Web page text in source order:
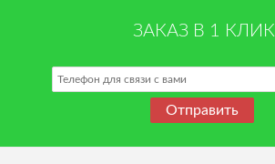
ЗАКАЗ В 1 КЛИК